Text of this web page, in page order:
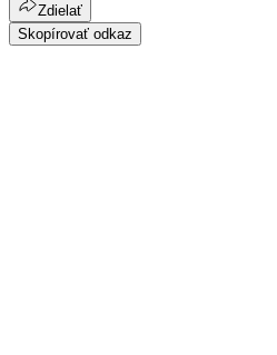
Zdielať
Skopírovať odkaz